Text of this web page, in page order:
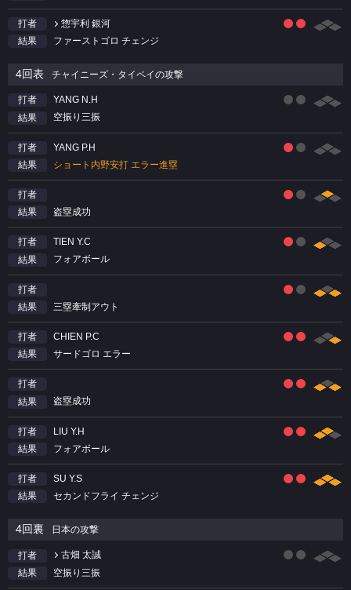
打者
惣宇利 銀河
結果
ファーストゴロ チェンジ
4回表 チャイニーズ・タイペイの攻撃
打者
YANG N.H
結果
空振り三振
打者
YANG P.H
結果
ショート内野安打 エラー進塁
打者
結果
盗塁成功
打者
TIEN Y.C
結果
フォアボール
打者
結果
三塁牽制アウト
打者
CHIEN P.C
結果
サードゴロ エラー
打者
結果
盗塁成功
打者
LIU Y.H
結果
フォアボール
打者
SU Y.S
結果
セカンドフライ チェンジ
4回裏 日本の攻撃
打者
古畑 太誠
結果
空振り三振